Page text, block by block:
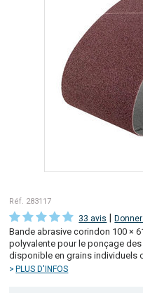
Réf. 283117
33 avis |
Bande abrasive corindon 100 ×
polyvalente pour le ponçage
disponible en grains individuels
PLUS D'INFOS